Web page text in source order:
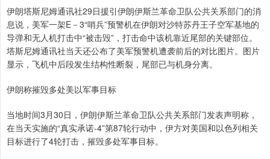
伊朗塔斯尼姆通讯社29日援引伊朗伊斯兰革命卫队公共关系部门的消
息说，美军一架E－3“哨兵”预警机在伊朗对沙特苏丹王子空军基地的
导弹和无人机打击中“被击毁”，打击命中该机靠近尾部的关键部位。
塔斯尼姆通讯社当天还公布了美军预警机遭袭前后的对比图片。图片
显示，飞机中后段发生结构性断裂，尾部已与机身分离。
伊朗称摧毁多处美以军事目标
当地时间3月30日，伊朗伊斯兰革命卫队公共关系部门发表声明称，
在当天实施的“真实承诺-4”第87轮行动中，伊方对美国和以色列相关
目标进行了4轮打击，摧毁多处军事目标。